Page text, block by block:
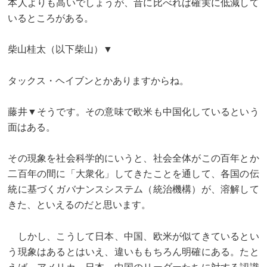
本人よりも高いでしょうが、昔に比べれば確実に低減して
いるところがある。
柴山桂太（以下柴山）▼
タックス・ヘイブンとかありますからね。
藤井▼そうです。その意味で欧米も中国化しているという
面はある。
その現象を社会科学的にいうと、社会全体がこの百年とか
二百年の間に「大衆化」してきたことを通して、各国の伝
統に基づくガバナンスシステム（統治機構）が、溶解して
きた、といえるのだと思います。
しかし、こうして日本、中国、欧米が似てきているとい
う現象はあるとはいえ、違いももちろん明確にある。たと